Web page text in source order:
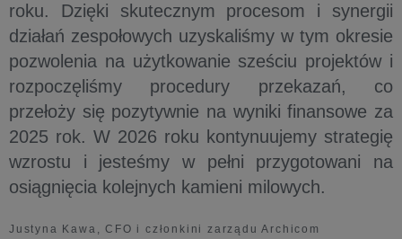
roku. Dzięki skutecznym procesom i synergii
działań zespołowych uzyskaliśmy w tym okresie
pozwolenia na użytkowanie sześciu projektów i
rozpoczęliśmy procedury przekazań, co
przełoży się pozytywnie na wyniki finansowe za
2025 rok. W 2026 roku kontynuujemy strategię
wzrostu i jesteśmy w pełni przygotowani na
osiągnięcia kolejnych kamieni milowych.
Justyna Kawa, CFO i członkini zarządu Archicom